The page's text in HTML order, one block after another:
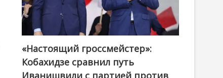
@ქართული ოცნება / Georgian Dream
«Настоящий гроссмейстер»:
Кобахидзе сравнил путь